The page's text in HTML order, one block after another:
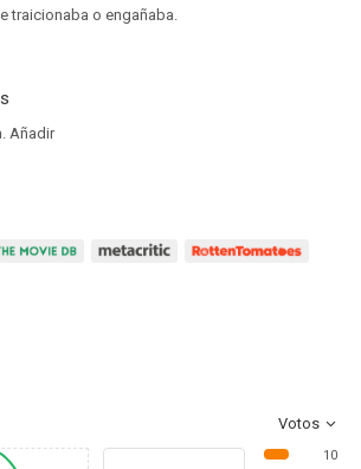
traicionaba o engañaba.
Añadir
Votos
10